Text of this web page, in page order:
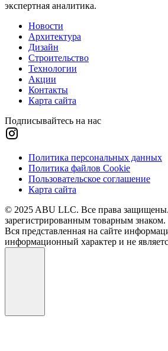
экспертная аналитика.
Новости
Архитектура
Дизайн
Строительство
Технологии
Акции
Контакты
Карта сайта
Подписывайтесь на нас
Политика персональных данных
Политика файлов Cookie
Пользовательское соглашение
Карта сайта
© 2025 ABU LLC. Все права защищены.
зарегистрированным товарным знаком.
Вся представленная на сайте
информационный характер и не